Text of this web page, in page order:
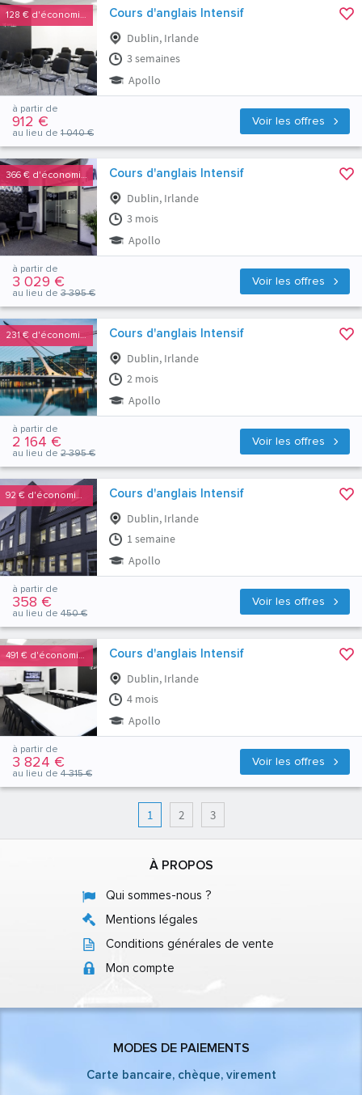
128 € d'économies Cours d'anglais Intensif
Dublin, Irlande
3 semaines
Apollo
Voir les offres
à partir de
912 €
au lieu de 1 040 €
366 € d'économies Cours d'anglais Intensif
Dublin, Irlande
3 mois
Apollo
Voir les offres
à partir de
3 029 €
au lieu de 3 395 €
231 € d'économies Cours d'anglais Intensif
Dublin, Irlande
2 mois
Apollo
Voir les offres
à partir de
2 164 €
au lieu de 2 395 €
92 € d'économies Cours d'anglais Intensif
Dublin, Irlande
1 semaine
Apollo
Voir les offres
à partir de
358 €
au lieu de 450 €
491 € d'économies Cours d'anglais Intensif
Dublin, Irlande
4 mois
Apollo
Voir les offres
à partir de
3 824 €
au lieu de 4 315 €
1 2 3
À PROPOS
Qui sommes-nous ?
Mentions légales
Conditions générales de vente
Mon compte
MODES DE PAIEMENTS
Carte bancaire, chèque, virement